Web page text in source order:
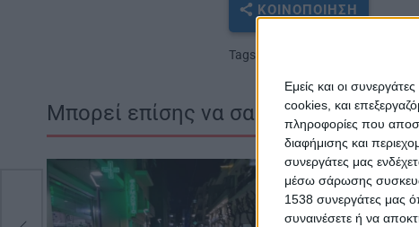
Εμείς και οι
cookies, και
πληροφορίες που
διαφήμισης και
συνεργάτες μας
μέσω σάρωσης
1538 συνεργάτες μας
συναινέσετε ή να
ΚΟΙΝΟΠΟΊΗΣΗ
Tags Δημοτικό Αθλητικό
Μπορεί επίσης να σας αρέσουν